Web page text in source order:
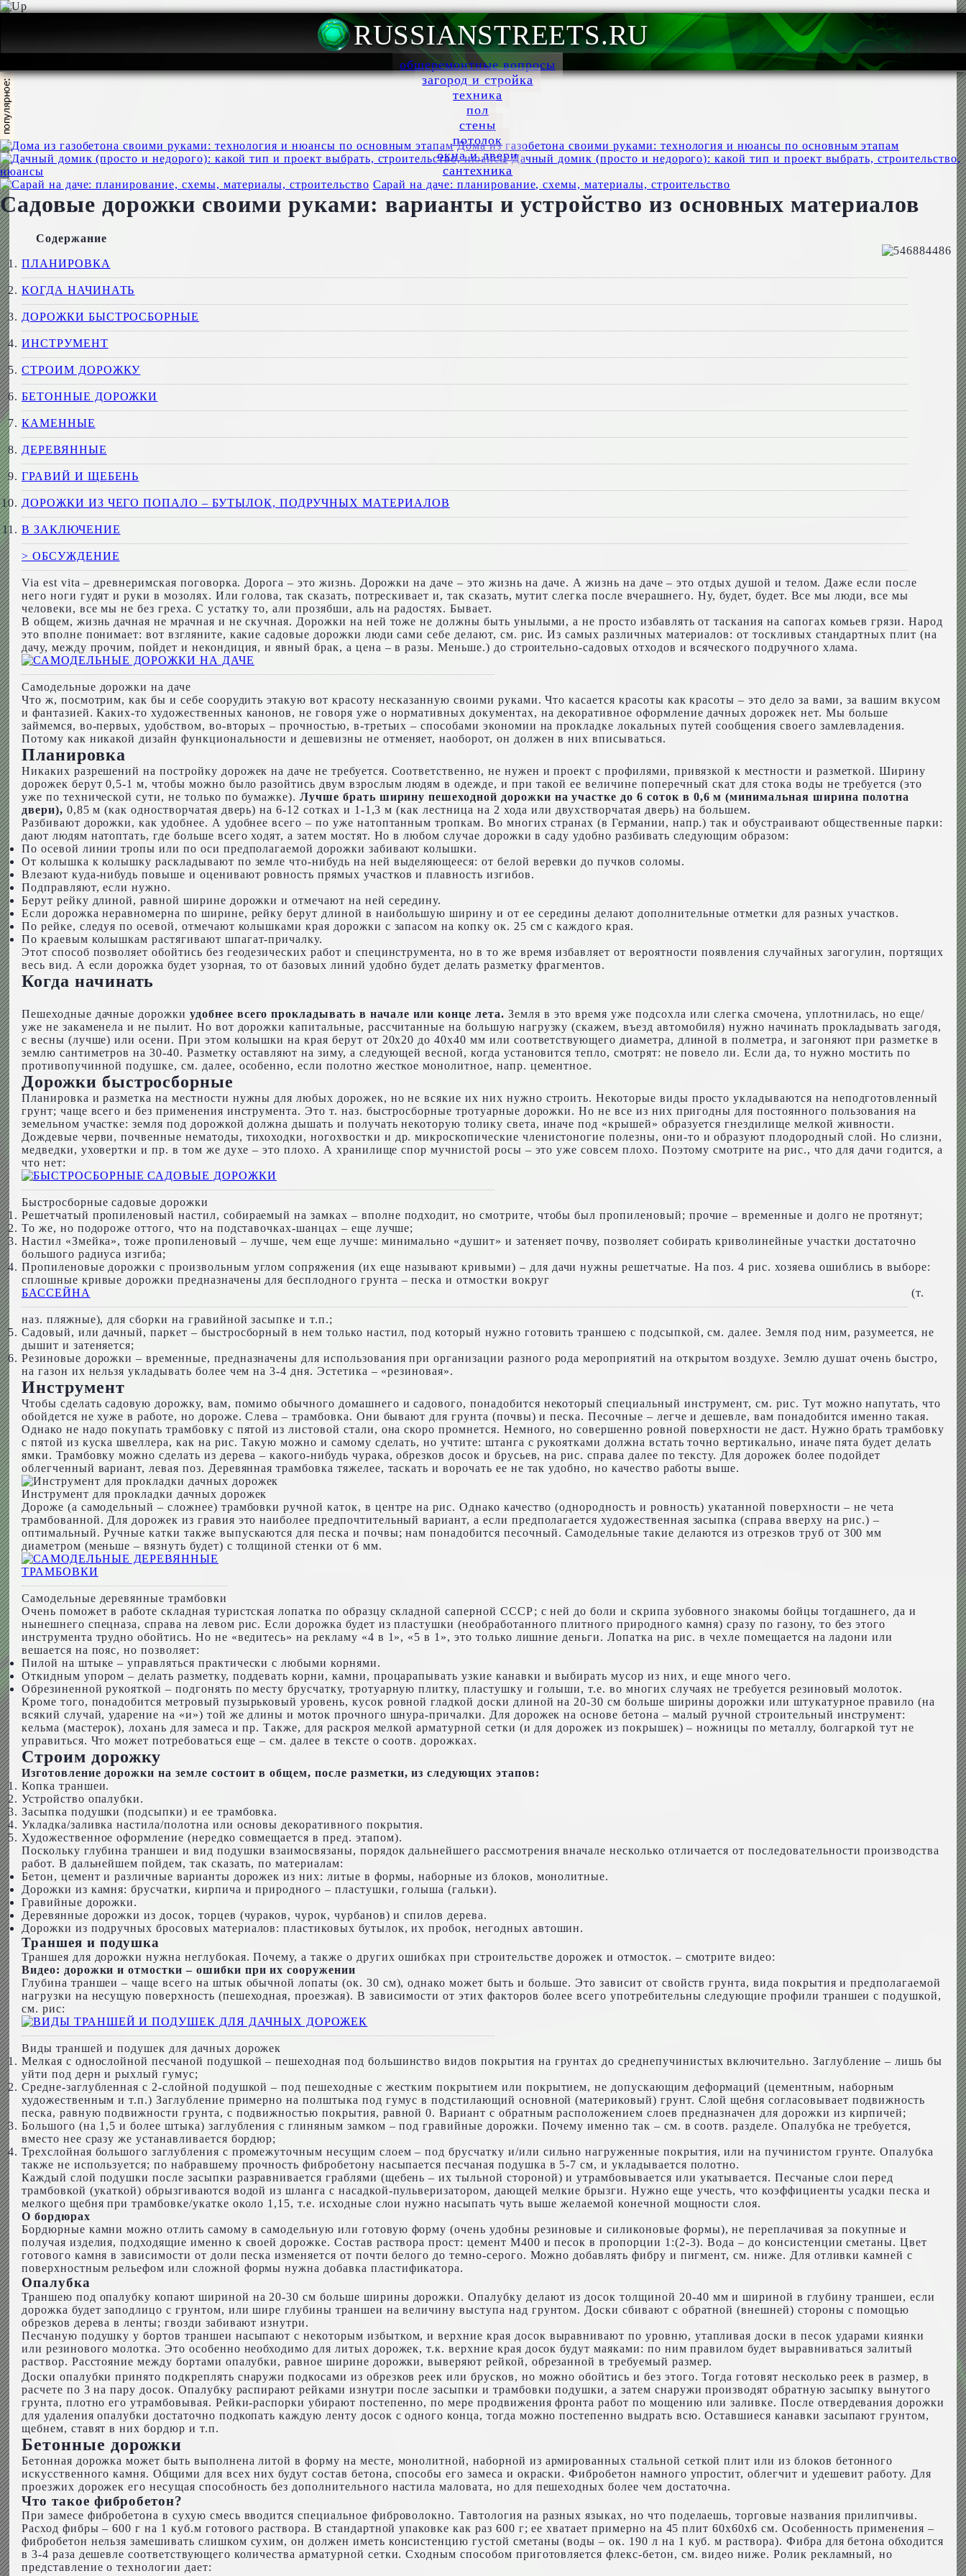
RUSSIANSTREETS.RU
общеремонтные вопросы
загород и стройка
техника
пол
стены
потолок
окна и двери
сантехника
Дома из газобетона своими руками: технология и нюансы по основным этапам
Дачный домик (просто и недорого): какой тип и проект выбрать, строительство,
нюансы
Сарай на даче: планирование, схемы, материалы, строительство
Садовые дорожки своими руками: варианты и устройство из основных материалов
Содержание
ПЛАНИРОВКА
КОГДА НАЧИНАТЬ
ДОРОЖКИ БЫСТРОСБОРНЫЕ
ИНСТРУМЕНТ
СТРОИМ ДОРОЖКУ
БЕТОННЫЕ ДОРОЖКИ
КАМЕННЫЕ
ДЕРЕВЯННЫЕ
ГРАВИЙ И ЩЕБЕНЬ
ДОРОЖКИ ИЗ ЧЕГО ПОПАЛО – БУТЫЛОК, ПОДРУЧНЫХ МАТЕРИАЛОВ
В ЗАКЛЮЧЕНИЕ
> ОБСУЖДЕНИЕ
Via est vita – древнеримская поговорка. Дорога – это жизнь. Дорожки на даче – это жизнь на даче. А жизнь на даче – это отдых душой и телом. Даже если после
него ноги гудят и руки в мозолях. Или голова, так сказать, потрескивает и, так сказать, мутит слегка после вчерашнего. Ну, будет, будет. Все мы люди, все мы
человеки, все мы не без греха. С устатку то, али прозябши, аль на радостях. Бывает.
В общем, жизнь дачная не мрачная и не скучная. Дорожки на ней тоже не должны быть унылыми, а не просто избавлять от таскания на сапогах комьев грязи. Народ
это вполне понимает: вот взгляните, какие садовые дорожки люди сами себе делают, см. рис. Из самых различных материалов: от тоскливых стандартных плит (на
дачу, между прочим, пойдет и некондиция, и явный брак, а цена – в разы. Меньше.) до строительно-садовых отходов и всяческого подручного хлама.
Самодельные дорожки на даче
Что ж, посмотрим, как бы и себе соорудить этакую вот красоту несказанную своими руками. Что касается красоты как красоты – это дело за вами, за вашим вкусом
и фантазией. Каких-то художественных канонов, не говоря уже о нормативных документах, на декоративное оформление дачных дорожек нет. Мы больше
займемся, во-первых, удобством, во-вторых – прочностью, в-третьих – способами экономии на прокладке локальных путей сообщения своего замлевладения.
Потому как никакой дизайн функциональности и дешевизны не отменяет, наоборот, он должен в них вписываться.
Планировка
Никаких разрешений на постройку дорожек на даче не требуется. Соответственно, не нужен и проект с профилями, привязкой к местности и разметкой. Ширину
дорожек берут 0,5-1 м, чтобы можно было разойтись двум взрослым людям в одежде, и при такой ее величине поперечный скат для стока воды не требуется (это
уже по технической сути, не только по бумажке).Лучше брать ширину пешеходной дорожки на участке до 6 соток в 0,6 м (минимальная ширина полотна
двери), 0,85 м (как одностворчатая дверь) на 6-12 сотках и 1-1,3 м (как лестница на 2 хода или двухстворчатая дверь) на большем.
Разбивают дорожки, как удобнее. А удобнее всего – по уже натоптанным тропкам. Во многих странах (в Германии, напр.) так и обустраивают общественные парки:
дают людям натоптать, где больше всего ходят, а затем мостят. Но в любом случае дорожки в саду удобно разбивать следующим образом:
По осевой линии тропы или по оси предполагаемой дорожки забивают колышки.
От колышка к колышку раскладывают по земле что-нибудь на ней выделяющееся: от белой веревки до пучков соломы.
Влезают куда-нибудь повыше и оценивают ровность прямых участков и плавность изгибов.
Подправляют, если нужно.
Берут рейку длиной, равной ширине дорожки и отмечают на ней середину.
Если дорожка неравномерна по ширине, рейку берут длиной в наибольшую ширину и от ее середины делают дополнительные отметки для разных участков.
По рейке, следуя по осевой, отмечают колышками края дорожки с запасом на копку ок. 25 см с каждого края.
По краевым колышкам растягивают шпагат-причалку.
Этот способ позволяет обойтись без геодезических работ и специнструмента, но в то же время избавляет от вероятности появления случайных загогулин, портящих
весь вид. А если дорожка будет узорная, то от базовых линий удобно будет делать разметку фрагментов.
Когда начинать
Пешеходные дачные дорожки удобнее всего прокладывать в начале или конце лета. Земля в это время уже подсохла или слегка смочена, уплотнилась, но еще/
уже не закаменела и не пылит. Но вот дорожки капитальные, рассчитанные на большую нагрузку (скажем, въезд автомобиля) нужно начинать прокладывать загодя,
с весны (лучше) или осени. При этом колышки на края берут от 20х20 до 40х40 мм или соответствующего диаметра, длиной в полметра, и загоняют при разметке в
землю сантиметров на 30-40. Разметку оставляют на зиму, а следующей весной, когда установится тепло, смотрят: не повело ли. Если да, то нужно мостить по
противопучинной подушке, см. далее, особенно, если полотно жесткое монолитное, напр. цементное.
Дорожки быстросборные
Планировка и разметка на местности нужны для любых дорожек, но не всякие их них нужно строить. Некоторые виды просто укладываются на неподготовленный
грунт; чаще всего и без применения инструмента. Это т. наз. быстросборные тротуарные дорожки. Но не все из них пригодны для постоянного пользования на
земельном участке: земля под дорожкой должна дышать и получать некоторую толику света, иначе под «крышей» образуется гнездилище мелкой живности.
Дождевые черви, почвенные нематоды, тихоходки, ногохвостки и др. микроскопические членистоногие полезны, они-то и образуют плодородный слой. Но слизни,
медведки, уховертки и пр. в том же духе – это плохо. А хранилище спор мучнистой росы – это уже совсем плохо. Поэтому смотрите на рис., что для дачи годится, а
что нет:
Быстросборные садовые дорожки
Решетчатый пропиленовый настил, собираемый на замках – вполне подходит, но смотрите, чтобы был пропиленовый; прочие – временные и долго не протянут;
То же, но подороже оттого, что на подставочках-шанцах – еще лучше;
Настил «Змейка», тоже пропиленовый – лучше, чем еще лучше: минимально «душит» и затеняет почву, позволяет собирать криволинейные участки достаточно
большого радиуса изгиба;
Пропиленовые дорожки с произвольным углом сопряжения (их еще называют кривыми) – для дачи нужны решетчатые. На поз. 4 рис. хозяева ошиблись в выборе:
сплошные кривые дорожки предназначены для бесплодного грунта – песка и отмостки вокруг
БАССЕЙНА
(т.
наз. пляжные), для сборки на гравийной засыпке и т.п.;
Садовый, или дачный, паркет – быстросборный в нем только настил, под который нужно готовить траншею с подсыпкой, см. далее. Земля под ним, разумеется, не
дышит и затеняется;
Резиновые дорожки – временные, предназначены для использования при организации разного рода мероприятий на открытом воздухе. Землю душат очень быстро,
на газон их нельзя укладывать более чем на 3-4 дня. Эстетика – «резиновая».
Инструмент
Чтобы сделать садовую дорожку, вам, помимо обычного домашнего и садового, понадобится некоторый специальный инструмент, см. рис. Тут можно напутать, что
обойдется не хуже в работе, но дороже. Слева – трамбовка. Они бывают для грунта (почвы) и песка. Песочные – легче и дешевле, вам понадобится именно такая.
Однако не надо покупать трамбовку с пятой из листовой стали, она скоро промнется. Немного, но совершенно ровной поверхности не даст. Нужно брать трамбовку
с пятой из куска швеллера, как на рис. Такую можно и самому сделать, но учтите: штанга с рукоятками должна встать точно вертикально, иначе пята будет делать
ямки. Трамбовку можно сделать из дерева – какого-нибудь чурака, обрезков досок и брусьев, на рис. справа далее по тексту. Для дорожек более подойдет
облегченный вариант, левая поз. Деревянная трамбовка тяжелее, таскать и ворочать ее не так удобно, но качество работы выше.
Инструмент для прокладки дачных дорожек
Дороже (а самодельный – сложнее) трамбовки ручной каток, в центре на рис. Однако качество (однородность и ровность) укатанной поверхности – не чета
трамбованной. Для дорожек из гравия это наиболее предпочтительный вариант, а если предполагается художественная засыпка (справа вверху на рис.) –
оптимальный. Ручные катки также выпускаются для песка и почвы; нам понадобится песочный. Самодельные такие делаются из отрезков труб от 300 мм
диаметром (меньше – вязнуть будет) с толщиной стенки от 6 мм.
Самодельные деревянные трамбовки
Очень поможет в работе складная туристская лопатка по образцу складной саперной СССР; с ней до боли и скрипа зубовного знакомы бойцы тогдашнего, да и
нынешнего спецназа, справа на левом рис. Если дорожка будет из пластушки (необработанного плитного природного камня) сразу по газону, то без этого
инструмента трудно обойтись. Но не «ведитесь» на рекламу «4 в 1», «5 в 1», это только лишние деньги. Лопатка на рис. в чехле помещается на ладони или
вешается на пояс, но позволяет:
Пилой на штыке – управляться практически с любыми корнями.
Откидным упором – делать разметку, поддевать корни, камни, процарапывать узкие канавки и выбирать мусор из них, и еще много чего.
Обрезиненной рукояткой – подгонять по месту брусчатку, тротуарную плитку, пластушку и голыши, т.е. во многих случаях не требуется резиновый молоток.
Кроме того, понадобится метровый пузырьковый уровень, кусок ровной гладкой доски длиной на 20-30 см больше ширины дорожки или штукатурное правило (на
всякий случай, ударение на «и») той же длины и моток прочного шнура-причалки. Для дорожек на основе бетона – малый ручной строительный инструмент:
кельма (мастерок), лохань для замеса и пр. Также, для раскроя мелкой арматурной сетки (и для дорожек из покрышек) – ножницы по металлу, болгаркой тут не
управиться. Что может потребоваться еще – см. далее в тексте о соотв. дорожках.
Строим дорожку
Изготовление дорожки на земле состоит в общем, после разметки, из следующих этапов:
Копка траншеи.
Устройство опалубки.
Засыпка подушки (подсыпки) и ее трамбовка.
Укладка/заливка настила/полотна или основы декоративного покрытия.
Художественное оформление (нередко совмещается в пред. этапом).
Поскольку глубина траншеи и вид подушки взаимосвязаны, порядок дальнейшего рассмотрения вначале несколько отличается от последовательности производства
работ. В дальнейшем пойдем, так сказать, по материалам:
Бетон, цемент и различные варианты дорожек из них: литые в формы, наборные из блоков, монолитные.
Дорожки из камня: брусчатки, кирпича и природного – пластушки, голыша (гальки).
Гравийные дорожки.
Деревянные дорожки из досок, торцев (чураков, чурок, чурбанов) и спилов дерева.
Дорожки из подручных бросовых материалов: пластиковых бутылок, их пробок, негодных автошин.
Траншея и подушка
Траншея для дорожки нужна неглубокая. Почему, а также о других ошибках при строительстве дорожек и отмосток. – смотрите видео:
Видео: дорожки и отмостки – ошибки при их сооружении
Глубина траншеи – чаще всего на штык обычной лопаты (ок. 30 см), однако может быть и больше. Это зависит от свойств грунта, вида покрытия и предполагаемой
нагрузки на несущую поверхность (пешеходная, проезжая). В зависимости от этих факторов более всего употребительны следующие профили траншеи с подушкой,
см. рис:
Виды траншей и подушек для дачных дорожек
Мелкая с однослойной песчаной подушкой – пешеходная под большинство видов покрытия на грунтах до среднепучинистых включительно. Заглубление – лишь бы
уйти под дерн и рыхлый гумус;
Средне-заглубленная с 2-слойной подушкой – под пешеходные с жестким покрытием или покрытием, не допускающим деформаций (цементным, наборным
художественным и т.п.) Заглубление примерно на полштыка под гумус в подстилающий основной (материковый) грунт. Слой щебня согласовывает подвижность
песка, равную подвижности грунта, с подвижностью покрытия, равной 0. Вариант с обратным расположением слоев предназначен для дорожки из кирпичей;
Большого (на 1,5 и более штыка) заглубления с глиняным замком – под гравийные дорожки. Почему именно так – см. в соотв. разделе. Опалубка не требуется,
вместо нее сразу же устанавливается бордюр;
Трехслойная большого заглубления с промежуточным несущим слоем – под брусчатку и/или сильно нагруженные покрытия, или на пучинистом грунте. Опалубка
также не используется; по набравшему прочность фибробетону насыпается песчаная подушка в 5-7 см, и укладывается полотно.
Каждый слой подушки после засыпки разравнивается граблями (щебень – их тыльной стороной) и утрамбовывается или укатывается. Песчаные слои перед
трамбовкой (укаткой) обрызгиваются водой из шланга с насадкой-пульверизатором, дающей мелкие брызги. Нужно еще учесть, что коэффициенты усадки песка и
мелкого щебня при трамбовке/укатке около 1,15, т.е. исходные слои нужно насыпать чуть выше желаемой конечной мощности слоя.
О бордюрах
Бордюрные камни можно отлить самому в самодельную или готовую форму (очень удобны резиновые и силиконовые формы), не переплачивая за покупные и
получая изделия, подходящие именно к своей дорожке. Состав раствора прост: цемент М400 и песок в пропорции 1:(2-3). Вода – до консистенции сметаны. Цвет
готового камня в зависимости от доли песка изменяется от почти белого до темно-серого. Можно добавлять фибру и пигмент, см. ниже. Для отливки камней с
поверхностным рельефом или сложной формы нужна добавка пластификатора.
Опалубка
Траншею под опалубку копают шириной на 20-30 см больше ширины дорожки. Опалубку делают из досок толщиной 20-40 мм и шириной в глубину траншеи, если
дорожка будет заподлицо с грунтом, или шире глубины траншеи на величину выступа над грунтом. Доски сбивают с обратной (внешней) стороны с помощью
обрезков дерева в ленты; гвозди забивают изнутри.
Песчаную подушку у бортов траншеи насыпают с некоторым избытком, и верхние края досок выравнивают по уровню, утапливая доски в песок ударами киянки
или резинового молотка. Это особенно необходимо для литых дорожек, т.к. верхние края досок будут маяками: по ним правилом будет выравниваться залитый
раствор. Расстояние между бортами опалубки, равное ширине дорожки, выверяют рейкой, обрезанной в требуемый размер.
Доски опалубки принято подкреплять снаружи подкосами из обрезков реек или брусков, но можно обойтись и без этого. Тогда готовят несколько реек в размер, в
расчете по 3 на пару досок. Опалубку распирают рейками изнутри после засыпки и трамбовки подушки, а затем снаружи производят обратную засыпку вынутого
грунта, плотно его утрамбовывая. Рейки-распорки убирают постепенно, по мере продвижения фронта работ по мощению или заливке. После отвердевания дорожки
для удаления опалубки достаточно подкопать каждую ленту досок с одного конца, тогда можно постепенно выдрать всю. Оставшиеся канавки засыпают грунтом,
щебнем, ставят в них бордюр и т.п.
Бетонные дорожки
Бетонная дорожка может быть выполнена литой в форму на месте, монолитной, наборной из армированных стальной сеткой плит или из блоков бетонного
искусственного камня. Общими для всех них будут состав бетона, способы его замеса и окраски. Фибробетон намного упростит, облегчит и удешевит работу. Для
проезжих дорожек его несущая способность без дополнительного настила маловата, но для пешеходных более чем достаточна.
Что такое фибробетон?
При замесе фибробетона в сухую смесь вводится специальное фиброволокно. Тавтология на разных языках, но что поделаешь, торговые названия прилипчивы.
Расход фибры – 600 г на 1 куб.м готового раствора. В стандартной упаковке как раз 600 г; ее хватает примерно на 45 плит 60х60х6 см. Особенность применения –
фибробетон нельзя замешивать слишком сухим, он должен иметь консистенцию густой сметаны (воды – ок. 190 л на 1 куб. м раствора). Фибра для бетона обходится
в 3-4 раза дешевле соответствующего количества арматурной сетки. Сходным способом приготовляется флекс-бетон, см. видео ниже. Ролик рекламный, но
представление о технологии дает: